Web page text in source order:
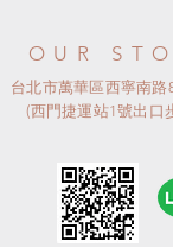
OUR
台北市萬華區西寧南路
(西門捷運站1號出口